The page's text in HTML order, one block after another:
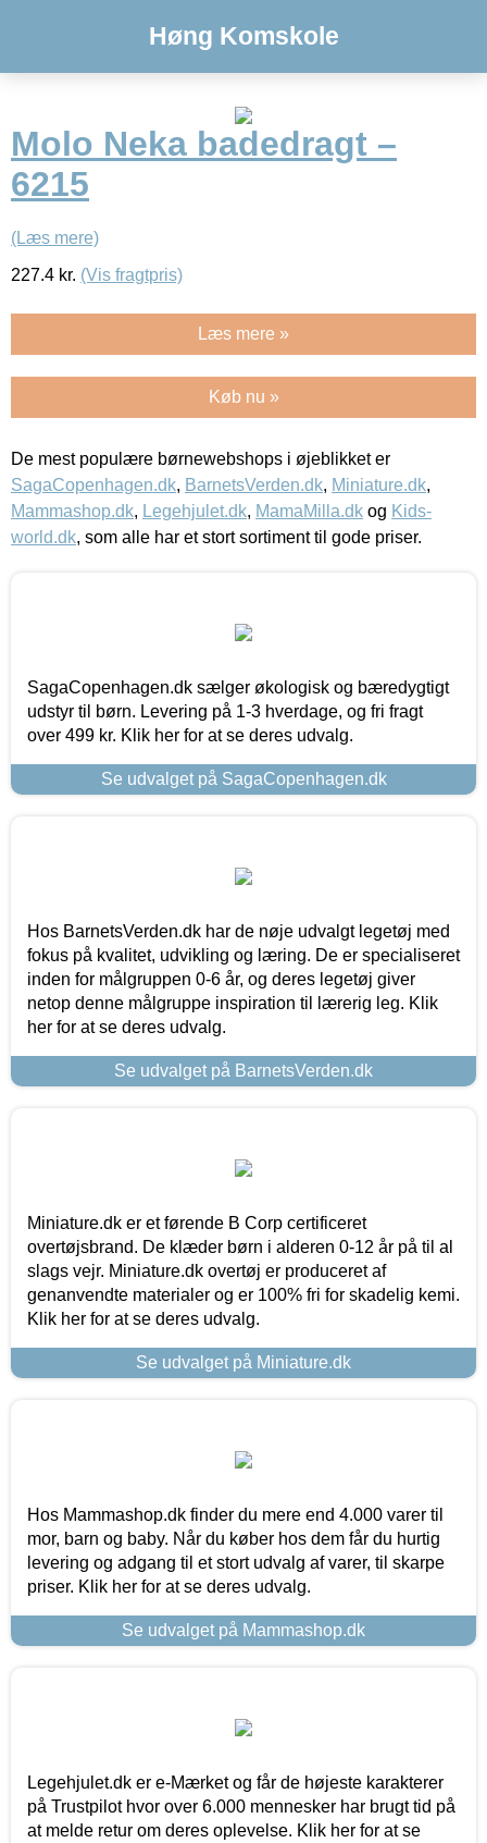
Høng Komskole
Molo Neka badedragt –
6215
(Læs mere)
227.4 kr. (Vis fragtpris)
Læs mere »
Køb nu »
De mest populære børnewebshops i øjeblikket er
SagaCopenhagen.dk, BarnetsVerden.dk, Miniature.dk,
Mammashop.dk, Legehjulet.dk, MamaMilla.dk og Kids-
world.dk, som alle har et stort sortiment til gode priser.
SagaCopenhagen.dk sælger økologisk og bæredygtigt
udstyr til børn. Levering på 1-3 hverdage, og fri fragt
over 499 kr. Klik her for at se deres udvalg.
Se udvalget på SagaCopenhagen.dk
Hos BarnetsVerden.dk har de nøje udvalgt legetøj med
fokus på kvalitet, udvikling og læring. De er specialiseret
inden for målgruppen 0-6 år, og deres legetøj giver
netop denne målgruppe inspiration til lærerig leg. Klik
her for at se deres udvalg.
Se udvalget på BarnetsVerden.dk
Miniature.dk er et førende B Corp certificeret
overtøjsbrand. De klæder børn i alderen 0-12 år på til al
slags vejr. Miniature.dk overtøj er produceret af
genanvendte materialer og er 100% fri for skadelig kemi.
Klik her for at se deres udvalg.
Se udvalget på Miniature.dk
Hos Mammashop.dk finder du mere end 4.000 varer til
mor, barn og baby. Når du køber hos dem får du hurtig
levering og adgang til et stort udvalg af varer, til skarpe
priser. Klik her for at se deres udvalg.
Se udvalget på Mammashop.dk
Legehjulet.dk er e-Mærket og får de højeste karakterer
på Trustpilot hvor over 6.000 mennesker har brugt tid på
at melde retur om deres oplevelse. Klik her for at se